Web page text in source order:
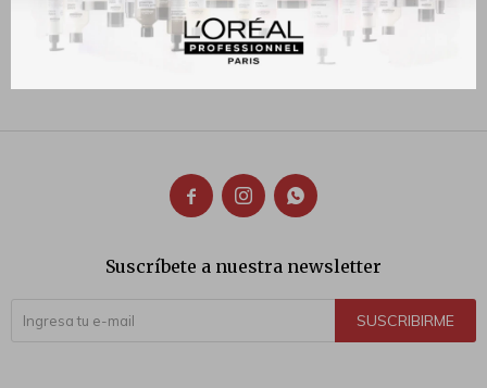
  
Suscríbete a nuestra newsletter
SUSCRIBIRME